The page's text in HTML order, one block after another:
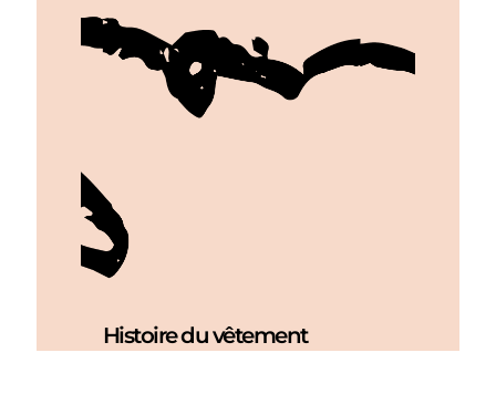
Histoire du vêtement